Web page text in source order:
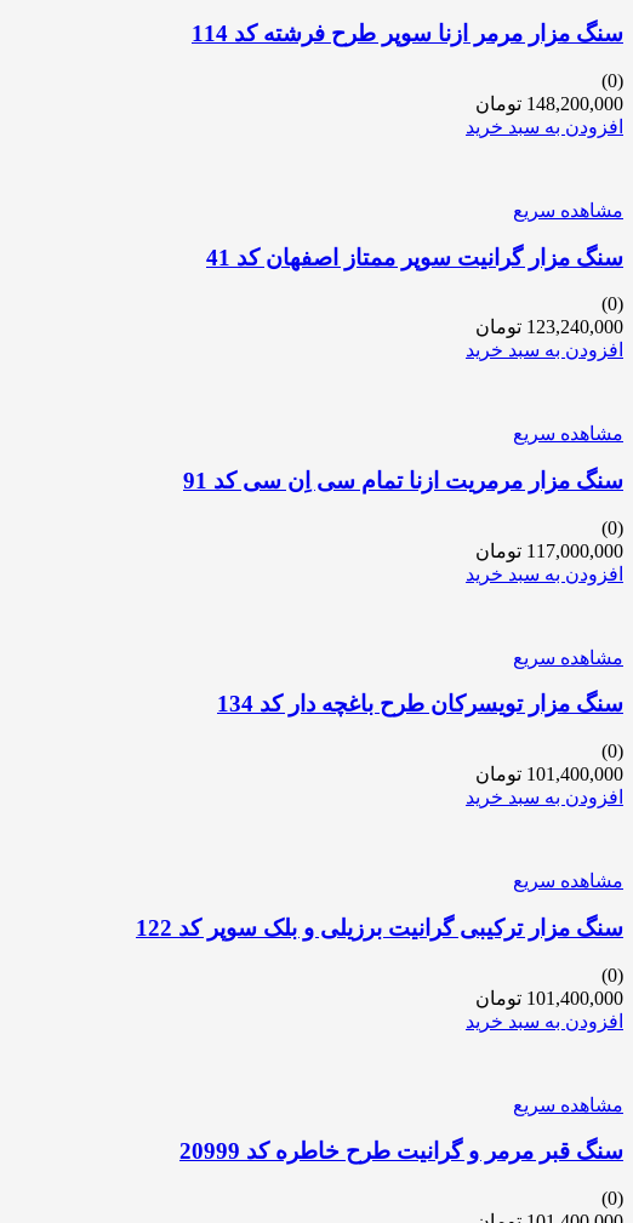
سنگ مزار مرمر ازنا سوپر طرح فرشته کد 114
(0)
148,200,000 تومان
افزودن به سبد خرید
مشاهده سریع
سنگ مزار گرانیت سوپر ممتاز اصفهان کد 41
(0)
123,240,000 تومان
افزودن به سبد خرید
مشاهده سریع
سنگ مزار مرمریت ازنا تمام سی اِن سی کد 91
(0)
117,000,000 تومان
افزودن به سبد خرید
مشاهده سریع
سنگ مزار تویسرکان طرح باغچه دار کد 134
(0)
101,400,000 تومان
افزودن به سبد خرید
مشاهده سریع
سنگ مزار ترکیبی گرانیت برزیلی و بلک سوپر کد 122
(0)
101,400,000 تومان
افزودن به سبد خرید
مشاهده سریع
سنگ قبر مرمر و گرانیت طرح خاطره کد 20999
(0)